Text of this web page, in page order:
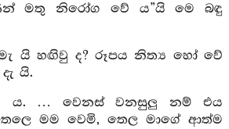
මතු නිරෝග වේ ය”යි මෙ බඳු
යි හඟිවු ද? රූපය නිත්‍ය හෝ වේ
යි.
ය. … වෙනස් වනසුලු නම් එය
මම වෙමි, තෙල මාගේ ආත්ම